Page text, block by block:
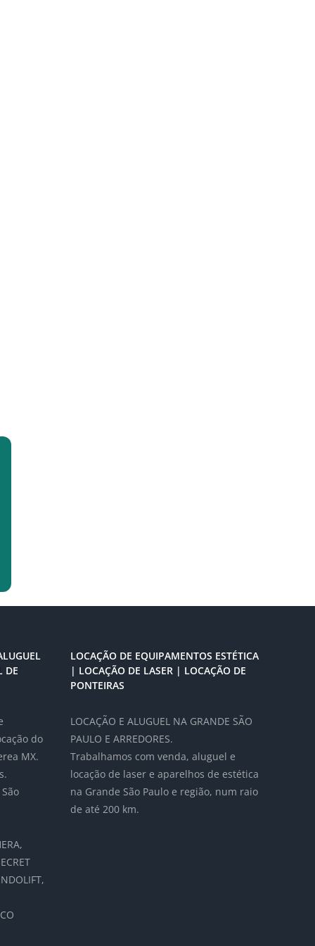
DE
do
MX.
LOCAÇÃO DE EQUIPAMENTOS ESTÉTICA
| LOCAÇÃO DE LASER | LOCAÇÃO DE
PONTEIRAS
LOCAÇÃO E ALUGUEL NA GRANDE SÃO
PAULO E ARREDORES.
Trabalhamos com venda, aluguel e
locação de laser e aparelhos de estética
na Grande São Paulo e região, num raio
de até 200 km.